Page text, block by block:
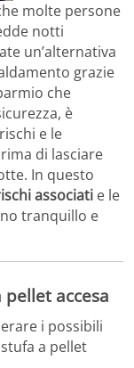
molte persone
notti
un’alternativa
grazie
che
è
e le
di lasciare
In questo
associati e le
tranquillo e
accesa
i possibili
a pellet